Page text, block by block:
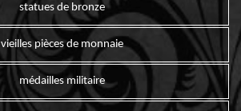
statues de bronze
vieilles pièces de monnaie
médailles militaire